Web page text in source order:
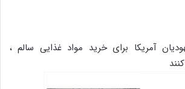
آمریکا برای خرید مواد غذایی سالم ،